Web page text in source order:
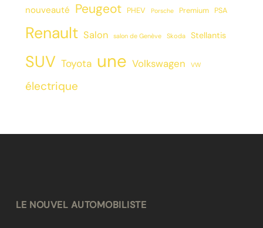
nouveauté Peugeot PHEV Porsche Premium PSA
Renault Salon salon de Genève Skoda Stellantis
SUV Toyota une Volkswagen VW
électrique
LE NOUVEL AUTOMOBILISTE